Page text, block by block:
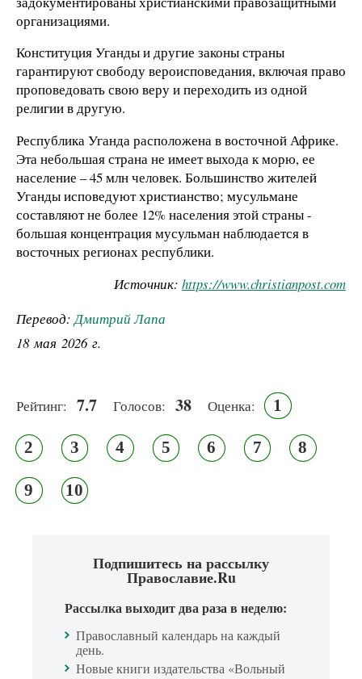
организациями.
Конституция Уганды и другие законы страны
гарантируют свободу вероисповедания, включая право
проповедовать свою веру и переходить из одной
религии в другую.
Республика Уганда расположена в восточной Африке.
Эта небольшая страна не имеет выхода к морю, ее
население – 45 млн человек. Большинство жителей
Уганды исповедуют христианство; мусульмане
составляют не более 12% населения этой страны -
большая концентрация мусульман наблюдается в
восточных регионах республики.
Источник: https://www.christianpost.com
Перевод:Дмитрий Лапа
18 мая 2026 г.
Рейтинг: 7.7 Голосов: 38 Оценка: 1
2 3 4 5 6 7 8
9 10
Подпишитесь на рассылку
Православие.Ru
Рассылка выходит два раза в неделю:
Православный календарь на каждый
день.
Новые книги издательства «Вольный